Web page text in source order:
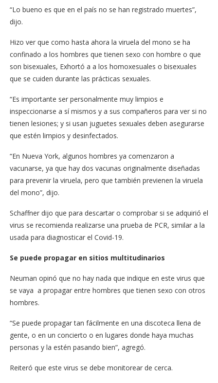
“Lo bueno es que en el país no se han registrado muertes”,
dijo.
Hizo ver que como hasta ahora la viruela del mono se ha
confinado a los hombres que tienen sexo con hombre o que
son bisexuales, Exhortó a a los homoxesuales o bisexuales
que se cuiden durante las prácticas sexuales.
“Es importante ser personalmente muy limpios e
inspeccionarse a sí mismos y a sus compañeros para ver si no
tienen lesiones; y si usan juguetes sexuales deben asegurarse
que estén limpios y desinfectados.
“En Nueva York, algunos hombres ya comenzaron a
vacunarse, ya que hay dos vacunas originalmente diseñadas
para prevenir la viruela, pero que también previenen la viruela
del mono”, dijo.
Schaffner dijo que para descartar o comprobar si se adquirió el
virus se recomienda realizarse una prueba de PCR, similar a la
usada para diagnosticar el Covid-19.
Se puede propagar en sitios multitudinarios
Neuman opinó que no hay nada que indique en este virus que
se vaya a propagar entre hombres que tienen sexo con otros
hombres.
“Se puede propagar tan fácilmente en una discoteca llena de
gente, o en un concierto o en lugares donde haya muchas
personas y la estén pasando bien”, agregó.
Reiteró que este virus se debe monitorear de cerca.